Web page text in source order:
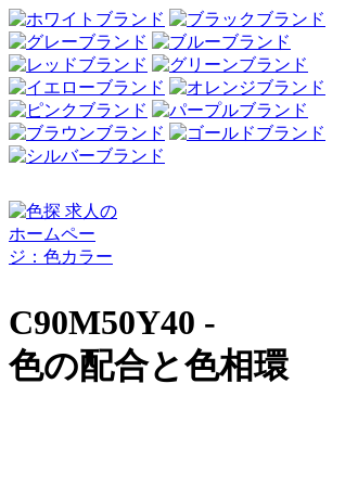
C90M50Y40 -
色の配合と色相環